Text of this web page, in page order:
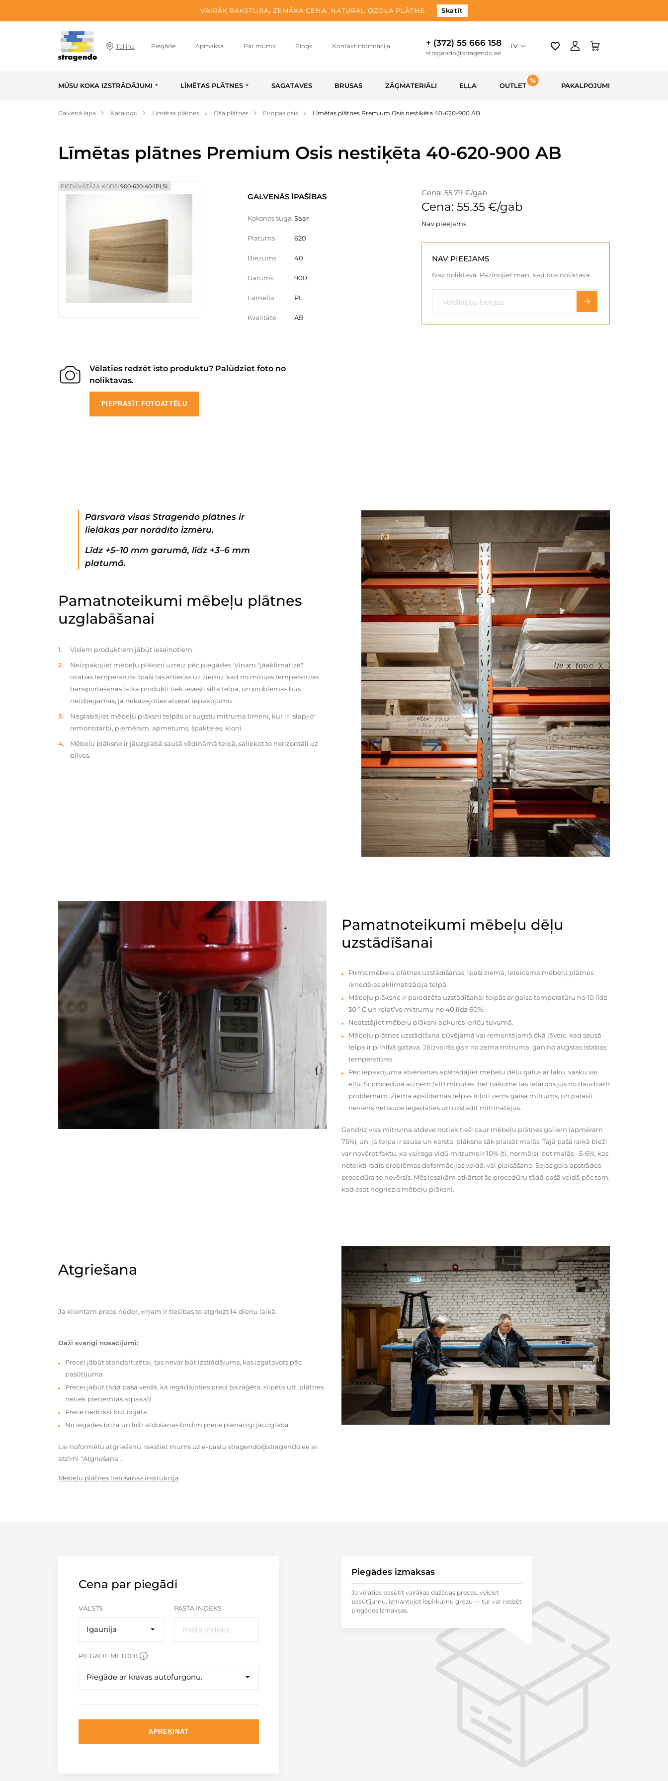
VAIRĀK RAKSTURA, ZEMĀKA CENA. NATURAL OZOLA PLĀTNE. Skatīt
Tallina Piegāde Apmaksa Par mums Blogs Kontaktinformācija + (372) 55 666 158
stragendo@stragendo.ee
LV
MŪSU KOKA IZSTRĀDĀJUMI LĪMĒTAS PLĀTNES SAGATAVES BRUSAS ZĀĢMATERIĀLI EĻĻA OUTLET PAKALPOJUMI
Galvenā lapa Katalogu Līmētas plātnes Oša plātnes Eiropas osis Līmētas plātnes Premium Osis nestiķēta 40-620-900 AB
Līmētas plātnes Premium Osis nestiķēta 40-620-900 AB
PIEDĀVĀTĀJA KODS: 900-620-40-1PLSL
GALVENĀS ĪPAŠĪBAS
Koksnes suga Saar
Platums 620
Biezums 40
Garums 900
Lamella PL
Kvalitāte AB
Cena: 55.79 €/gab
Cena: 55.35 €/gab
Nav pieejams
NAV PIEEJAMS
Nav noliktavā. Paziņojiet man, kad būs noliktavā.
Vēlaties redzēt īsto produktu? Palūdziet foto no
noliktavas.
PIEPRASĪT FOTOATTĒLU
Pārsvarā visas Stragendo plātnes ir
lielākas par norādīto izmēru.
Līdz +5–10 mm garumā, līdz +3–6 mm
platumā.
Pamatnoteikumi mēbeļu plātnes
uzglabāšanai
Visiem produktiem jābūt iesaiņotiem.
Neizpakojiet mēbeļu plāksni uzreiz pēc piegādes. Viņam "jāaklimatizē"
istabas temperatūrā. Īpaši tas attiecas uz ziemu, kad no mīnuss temperatūras
transportēšanas laikā produkti tiek ievesti siltā telpā, un problēmas būs
neizbēgamas, ja nekavējoties atverat iepakojumu.
Neglabājiet mēbeļu plāksni telpās ar augstu mitruma līmeni, kur ir "slapjie"
remontdarbi, piemēram, apmetums, špakteles, kloni.
Mēbeļu plāksne ir jāuzglabā sausā vēdināmā telpā, saliekot to horizontāli uz
blīves.
Pamatnoteikumi mēbeļu dēļu
uzstādīšanai
Pirms mēbeļu plātnes uzstādīšanas, īpaši ziemā, ieteicama mēbeļu plātnes
iknedēļas aklimatizācija telpā.
Mēbeļu plāksne ir paredzēta uzstādīšanai telpās ar gaisa temperatūru no 10 līdz
30 ° C un relatīvo mitrumu no 40 līdz 60%.
Neatstājiet mēbeļu plāksni apkures ierīču tuvumā.
Mēbeļu plātnes uzstādīšana būvējamā vai remontējamā ēkā jāveic, kad sausā
telpa ir pilnībā gatava. Jāizvairās gan no zema mitruma, gan no augstas istabas
temperatūras.
Pēc iepakojuma atvēršanas apstrādājiet mēbeļu dēļu galus ar laku, vasku vai
eļļu. Šī procedūra aizņem 5-10 minūtes, bet nākotnē tas ietaupīs jūs no daudzām
problēmām. Ziemā apsildāmās telpās ir ļoti zems gaisa mitrums, un parasti
neviens netraucē iegādāties un uzstādīt mitrinātājus.
Gandrīz visa mitruma atdeve notiek tieši caur mēbeļu plātnes galiem (apmēram
75%), un, ja telpa ir sausa un karsta, plāksne sāk plaisāt malās. Tajā pašā laikā bieži
var novērot faktu, ka vairoga vidū mitrums ir 10% (ti, normāls), bet malās - 5-6%, kas
noteikti radīs problēmas deformācijas veidā. vai plaisāšana. Sejas gala apstrādes
procedūra to novērsīs. Mēs iesakām atkārtot šo procedūru tādā pašā veidā pēc tam,
kad esat nogriezis mēbeļu plāksni.
Atgriešana
Ja klientam prece neder, viņam ir tiesības to atgriezt 14 dienu laikā.
Daži svarīgi nosacījumi:
Precei jābūt standartizētai, tas nevar būt izstrādājums, kas izgatavots pēc
pasūtījuma
Precei jābūt tādā pašā veidā, kā iegādājoties preci (sazāģēta, slīpēta utt. plātnes
netiek pieņemtas atpakaļ)
Prece nedrīkst būt bojāta
No iegādes brīža un līdz atdošanas brīdim prece pienācīgi jāuzglabā
Lai noformētu atgriešanu, rakstiet mums uz e-pastu stragendo@stragendo.ee ar
atzīmi “Atgriešana”.
Mēbeļu plātnes lietošanas instrukcija
Cena par piegādi
VALSTS
Igaunija
PASTA INDEKS
PIEGĀDE METODE
Piegāde ar kravas autofurgonu.
APRĒĶINĀT
Piegādes izmaksas
Ja vēlaties pasūtīt vairākas dažādas preces, veiciet
pasūtījumu, izmantojot iepirkumu grozu — tur var redzēt
piegādes izmaksas.